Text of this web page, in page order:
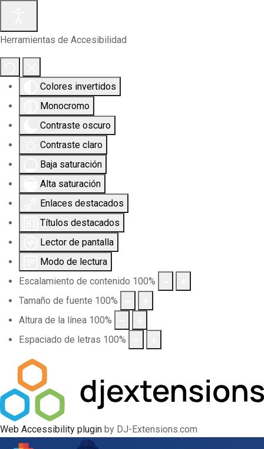
Herramientas de Accesibilidad
Colores invertidos
Monocromo
Contraste oscuro
Contraste claro
Baja saturación
Alta saturación
Enlaces destacados
Títulos destacados
Lector de pantalla
Modo de lectura
Escalamiento de contenido 100%
Tamaño de fuente 100%
Altura de la línea 100%
Espaciado de letras 100%
Web Accessibility plugin by DJ-Extensions.com